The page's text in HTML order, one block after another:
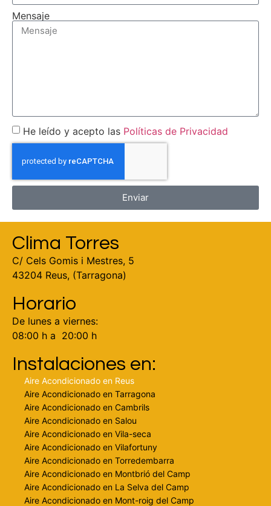
Mensaje
He leído y acepto las Políticas de Privacidad
Enviar
Clima Torres
C/ Cels Gomis i Mestres, 5
43204 Reus, (Tarragona)
Horario
De lunes a viernes:
08:00 h a 20:00 h
Instalaciones en:
Aire Acondicionado en Reus
Aire Acondicionado en Tarragona
Aire Acondicionado en Cambrils
Aire Acondicionado en Salou
Aire Acondicionado en Vila-seca
Aire Acondicionado en Vilafortuny
Aire Acondicionado en Torredembarra
Aire Acondicionado en Montbrió del Camp
Aire Acondicionado en La Selva del Camp
Aire Acondicionado en Mont-roig del Camp